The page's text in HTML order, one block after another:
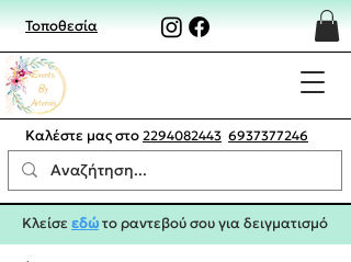
Τοποθεσία
Καλέστε μας στο 2294082443 6937377246
Κλείσεεδώτο ραντεβού σου για δειγματισμό